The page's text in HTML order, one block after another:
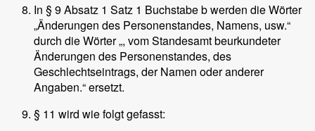
In § 9 Absatz 1 Satz 1 Buchstabe b werden die Wörter
„Änderungen des Personenstandes, Namens, usw.“
durch die Wörter „, vom Standesamt beurkundeter
Änderungen des Personenstandes, des
Geschlechtseintrags, der Namen oder anderer
Angaben.“ ersetzt.
§ 11 wird wie folgt gefasst: